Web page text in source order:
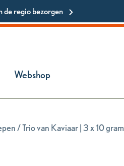
regio bezorgen
Webshop
/ Trio van Kaviaar | 3 x 10 gram